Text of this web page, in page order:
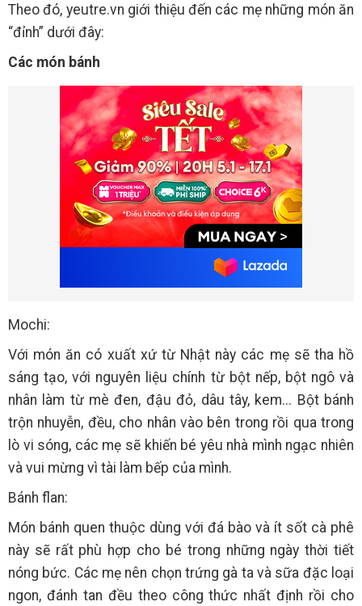
Theo đó, yeutre.vn giới thiệu đến các mẹ những món ăn
“đỉnh” dưới đây:
Các món bánh
Mochi:
Với món ăn có xuất xứ từ Nhật này các mẹ sẽ tha hồ
sáng tạo, với nguyên liệu chính từ bột nếp, bột ngô và
nhân làm từ mè đen, đậu đỏ, dâu tây, kem... Bột bánh
trộn nhuyễn, đều, cho nhân vào bên trong rồi qua trong
lò vi sóng, các mẹ sẽ khiến bé yêu nhà mình ngạc nhiên
và vui mừng vì tài làm bếp của mình.
Bánh flan:
Món bánh quen thuộc dùng với đá bào và ít sốt cà phê
này sẽ rất phù hợp cho bé trong những ngày thời tiết
nóng bức. Các mẹ nên chọn trứng gà ta và sữa đặc loại
ngon, đánh tan đều theo công thức nhất định rồi cho